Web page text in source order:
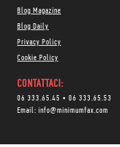
Blog Magazine
Blog Daily
Privacy Policy
Cookie Policy
CONTATTACI:
06 333.65.45 • 06 333.65.53
Email: info@minimumfax.com